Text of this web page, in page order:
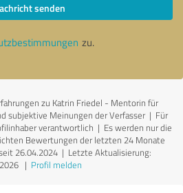
senden
zu.
zu Katrin Friedel - Mentorin für
subjektive Meinungen der Verfasser | Für
verantwortlich | Es werden nur die
Bewertungen der letzten 24 Monate
26.04.2024 | Letzte Aktualisierung:
| Profil melden